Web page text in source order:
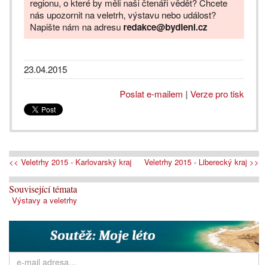
regionu, o které by měli naši čtenáři vědět? Chcete
nás upozornit na veletrh, výstavu nebo událost?
Napište nám na adresu redakce@bydleni.cz
23.04.2015
Poslat e-mailem | Verze pro tisk
<< Veletrhy 2015 - Karlovarský kraj Veletrhy 2015 - Liberecký kraj >>
Související témata
Výstavy a veletrhy